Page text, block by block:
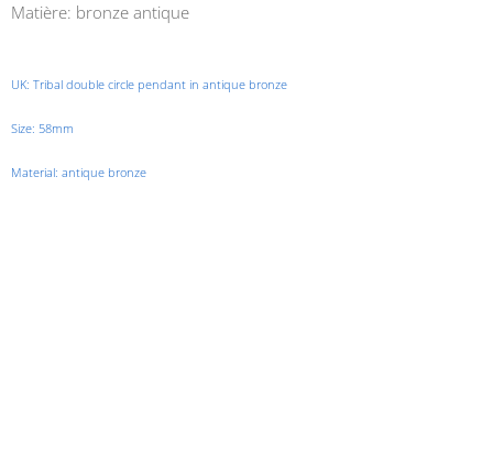
Matière: bronze antique
UK: Tribal double circle pendant in antique bronze
Size: 58mm
Material: antique bronze